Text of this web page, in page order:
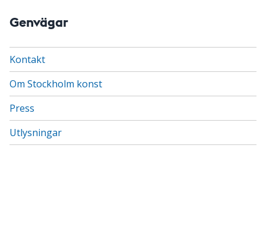
Genvägar
Kontakt
Om Stockholm konst
Press
Utlysningar